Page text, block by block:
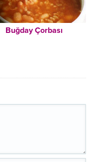
Buğday Çorbası